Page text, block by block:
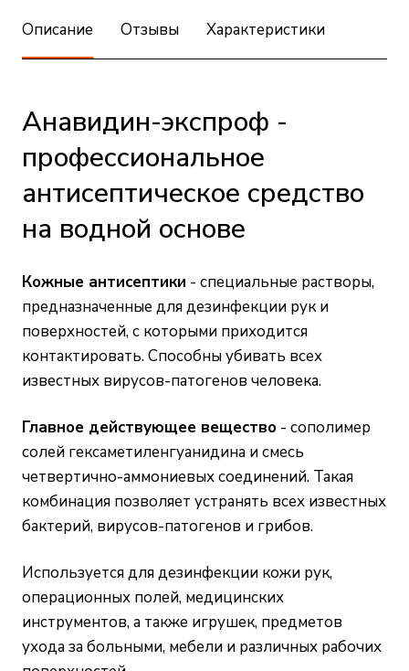
Описание Отзывы Характеристики
Анавидин-экспроф -
профессиональное
антисептическое средство
на водной основе
Кожные антисептики - специальные растворы,
предназначенные для дезинфекции рук и
поверхностей, с которыми приходится
контактировать. Способны убивать всех
известных вирусов-патогенов человека.
Главное действующее вещество - сополимер
солей гексаметиленгуанидина и смесь
четвертично-аммониевых соединений. Такая
комбинация позволяет устранять всех известных
бактерий, вирусов-патогенов и грибов.
Используется для дезинфекции кожи рук,
операционных полей, медицинских
инструментов, а также игрушек, предметов
ухода за больными, мебели и различных рабочих